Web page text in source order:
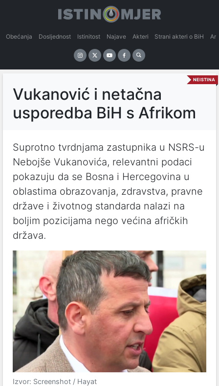
Obećanja Dosljednost Istinitost Najave Akteri Strani akteri o BiH
NEISTINA
Vukanović i netačna
usporedba BiH s Afrikom
Suprotno tvrdnjama zastupnika u NSRS-u
Nebojše Vukanovića, relevantni podaci
pokazuju da se Bosna i Hercegovina u
oblastima obrazovanja, zdravstva, pravne
države i životnog standarda nalazi na
boljim pozicijama nego većina afričkih
država.
Izvor: Screenshot / Hayat